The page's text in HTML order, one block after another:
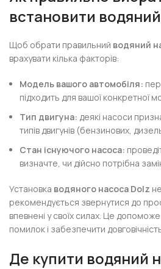
встановити
Щоб обрати правильний водяний
врахувати кілька факторів:
Модель вашого автомобіля:
підходить для вашої конкретної
Тип двигуна: деякі насоси
типів двигунів (бензинових,
Стан існуючого насоса:
визначте, чи дійсно потрібна
Установка водяного насоса Dolz
рекомендується звернутися до
впевнені у своїх силах. Це
помилок і забезпечити
Де купити водяний